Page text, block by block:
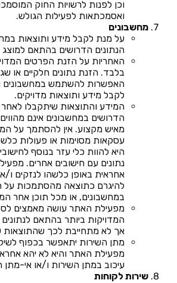
וכן לפנות לרשויות החוק
ואסמכתאות לפעילות הגולש.
מחשבונים
על מנת לקבל מידע ותוצאות
הנתונים הדרושים בהתאם
האחריות על הזנת הפרטים
בלבד. הזנת נתונים חלקיים או
האפשרות להשתמש במחשבונים
לקבל מידע ותוצאות מדויקים.
המידע והתוצאות שיתקבלו לאחר
הדרושים במחשבונים אינם
מאיש מקצוע. אין להסתמך על
עסקאות מסוימות או פעולות
היא להוות כלי עזר בנוסף
נתונים עם חישובים אחרים.
אחראית באופן כלשהו לנזקים ו/
להיגרם כתוצאה מהסתמכות על
במחשבונים, או מכל תוכן אחר
מפעילת האתר עושה מאמצים
המדויקות ביותר בהתאם לנתונים
אך לא מתחייבת לכך שהתוצאות
מתן השירות יתאפשר בכפוף
מפעילת האתר והיא לא יהא
עיכוב במתן השירות ו/או אי-מתן
שירות לקוחות